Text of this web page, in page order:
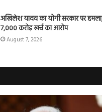
अखिलेश यादव का योगी सरकार पर हमला,
7,000 करोड़ खर्च का आरोप
August 7, 2026